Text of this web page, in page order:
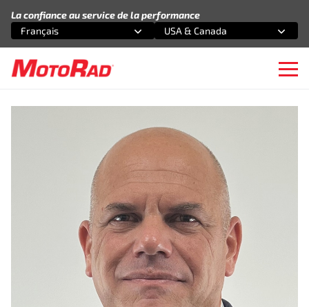
La confiance au service de la performance
Sélectionnez une option
Français
Sélectionnez une option
USA & Canada